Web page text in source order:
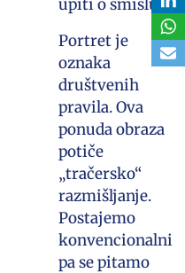
upiti o smislu…
Portret je
oznaka
društvenih
pravila. Ova
ponuda obraza
potiče
„tračersko“
razmišljanje.
Postajemo
konvencionalni
pa se pitamo